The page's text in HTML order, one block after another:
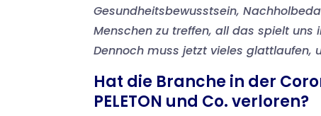
Gesundheitsbewusstsein,
Menschen zu treffen, all das spielt uns
Dennoch muss jetzt vieles glattlaufen,
Hat die Branche in der
PELETON und Co. verloren?